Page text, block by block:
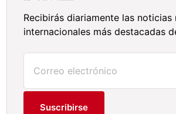
Recibirás diariamente las noticias
internacionales más destacadas
Suscribirse